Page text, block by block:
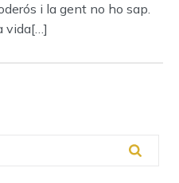
i la gent no ho sap.
vida[…]